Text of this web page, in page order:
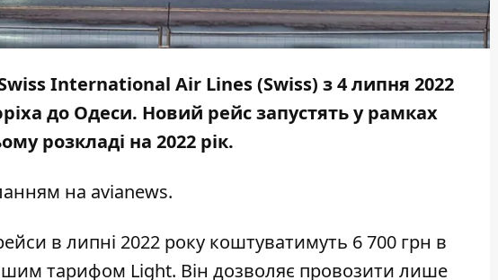
International Air Lines (Swiss) з 4 липня 2022
до Одеси. Новий рейс запустять у рамках
розкладі на 2022 рік.
на avianews.
в липні 2022 року коштуватимуть 6 700 грн в
тарифом Light. Він дозволяє провозити лише